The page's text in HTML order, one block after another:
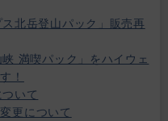
北岳登山パック」販売再
満喫パック」をハイウェ
！
いて
更について